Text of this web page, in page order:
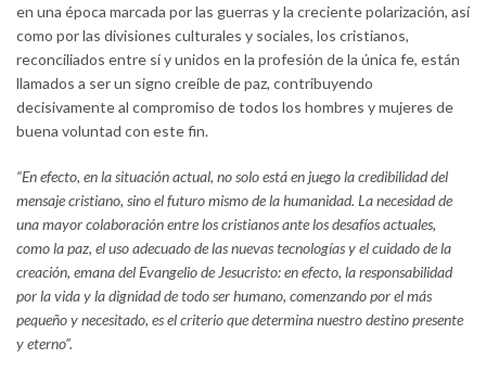
en una época marcada por las guerras y la creciente polarización, así
como por las divisiones culturales y sociales, los cristianos,
reconciliados entre sí y unidos en la profesión de la única fe, están
llamados a ser un signo creíble de paz, contribuyendo
decisivamente al compromiso de todos los hombres y mujeres de
buena voluntad con este fin.
“En efecto, en la situación actual, no solo está en juego la credibilidad del
mensaje cristiano, sino el futuro mismo de la humanidad. La necesidad de
una mayor colaboración entre los cristianos ante los desafíos actuales,
como la paz, el uso adecuado de las nuevas tecnologías y el cuidado de la
creación, emana del Evangelio de Jesucristo: en efecto, la responsabilidad
por la vida y la dignidad de todo ser humano, comenzando por el más
pequeño y necesitado, es el criterio que determina nuestro destino presente
y eterno”.